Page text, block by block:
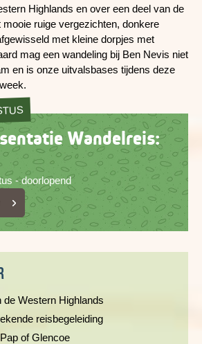
Highlands en over een deel van de
ruige vergezichten, donkere
met kleine dorpjes met
mag een wandeling bij Ben Nevis niet
en is onze uitvalsbases tijdens deze
Wandelreis:
- doorlopend
de Western Highlands
reisbegeleiding
of Glencoe